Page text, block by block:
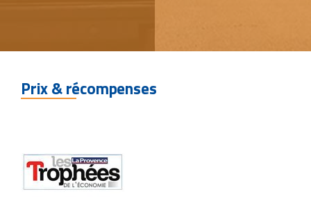
Prix & récompenses